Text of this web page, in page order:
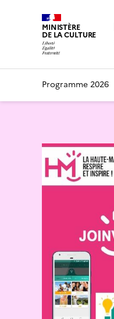
MINISTÈRE
DE LA CULTURE
Programme 2026